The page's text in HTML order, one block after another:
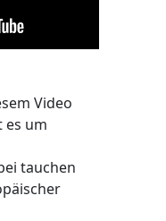
Video
es um
tauchen